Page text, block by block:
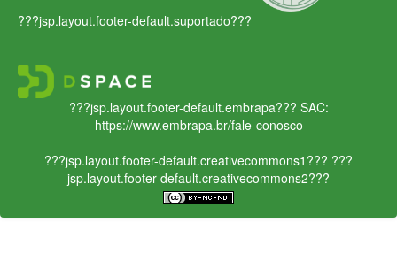
???jsp.layout.footer-default.suportado???
???jsp.layout.footer-default.embrapa??? SAC:
https://www.embrapa.br/fale-conosco
???jsp.layout.footer-default.creativecommons1??? ???
jsp.layout.footer-default.creativecommons2???